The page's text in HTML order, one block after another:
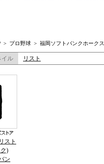
> プロ野球 > 福岡ソフトバンクホークス
イル リスト
スト
)
ン